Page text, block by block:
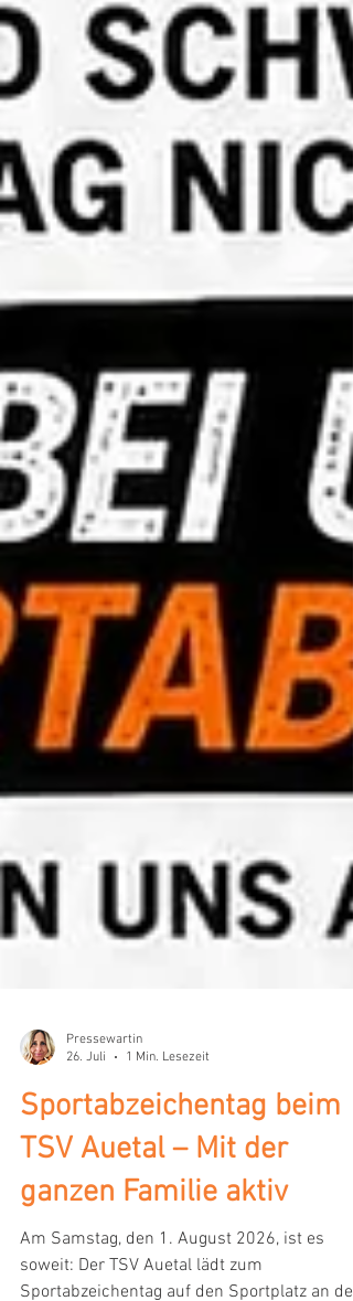
Pressewartin
Sportabzeichentag beim
TSV Auetal – Mit der
ganzen Familie aktiv